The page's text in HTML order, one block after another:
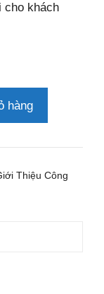
cho khách
hàng
Thiệu Công